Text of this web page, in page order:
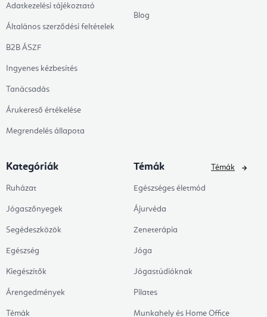
Adatkezelési tájékoztató
Általános szerződési feltételek
B2B ÁSZF
Ingyenes kézbesítés
Tanácsadás
Árukereső értékelése
Megrendelés állapota
Blog
Kategóriák
Ruházat
Jógaszőnyegek
Segédeszközök
Egészség
Kiegészítők
Árengedmények
Témák
Témák
Egészséges életmód
Ájurvéda
Zeneterápia
Jóga
Jógastúdióknak
Pilates
Munkahely és Home Office
Témák